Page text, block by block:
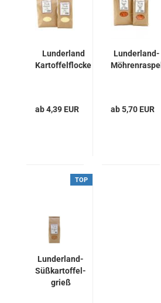
Lunderland
Kartoffelflocke
ab 4,39 EUR
Lunderland-
Möhrenraspel
ab 5,70 EUR
TOP
Lunderland-
Süßkartoffel-
grieß